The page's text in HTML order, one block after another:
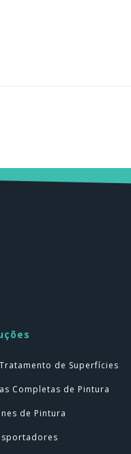
de Superfícies
Completas de Pintura
de Pintura